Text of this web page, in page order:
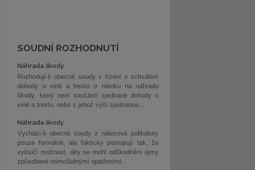
SOUDNÍ ROZHODNUTÍ
Náhrada škody
Rozhodují-li obecné soudy v řízení o schválení
dohody o vině a trestu o nároku na náhradu
škody, který není součástí sjednané dohody o
vině a trestu, nebo s jehož výší sjednanou...
Náhrada škody
Vychází-li obecné soudy z nálezové judikatury
pouze formálně, ale fakticky postupují tak, že
vyloučí možnost, aby se mohl odškodnění újmy
způsobené mimořádnými opatřeními...